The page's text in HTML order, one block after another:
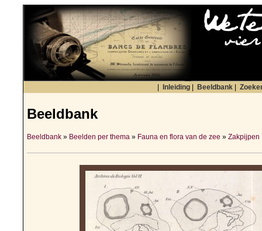
Inleiding Beeldbank
Beeldbank
Beeldbank » Beelden per thema » Fauna en flora van de zee » Zakpijpen